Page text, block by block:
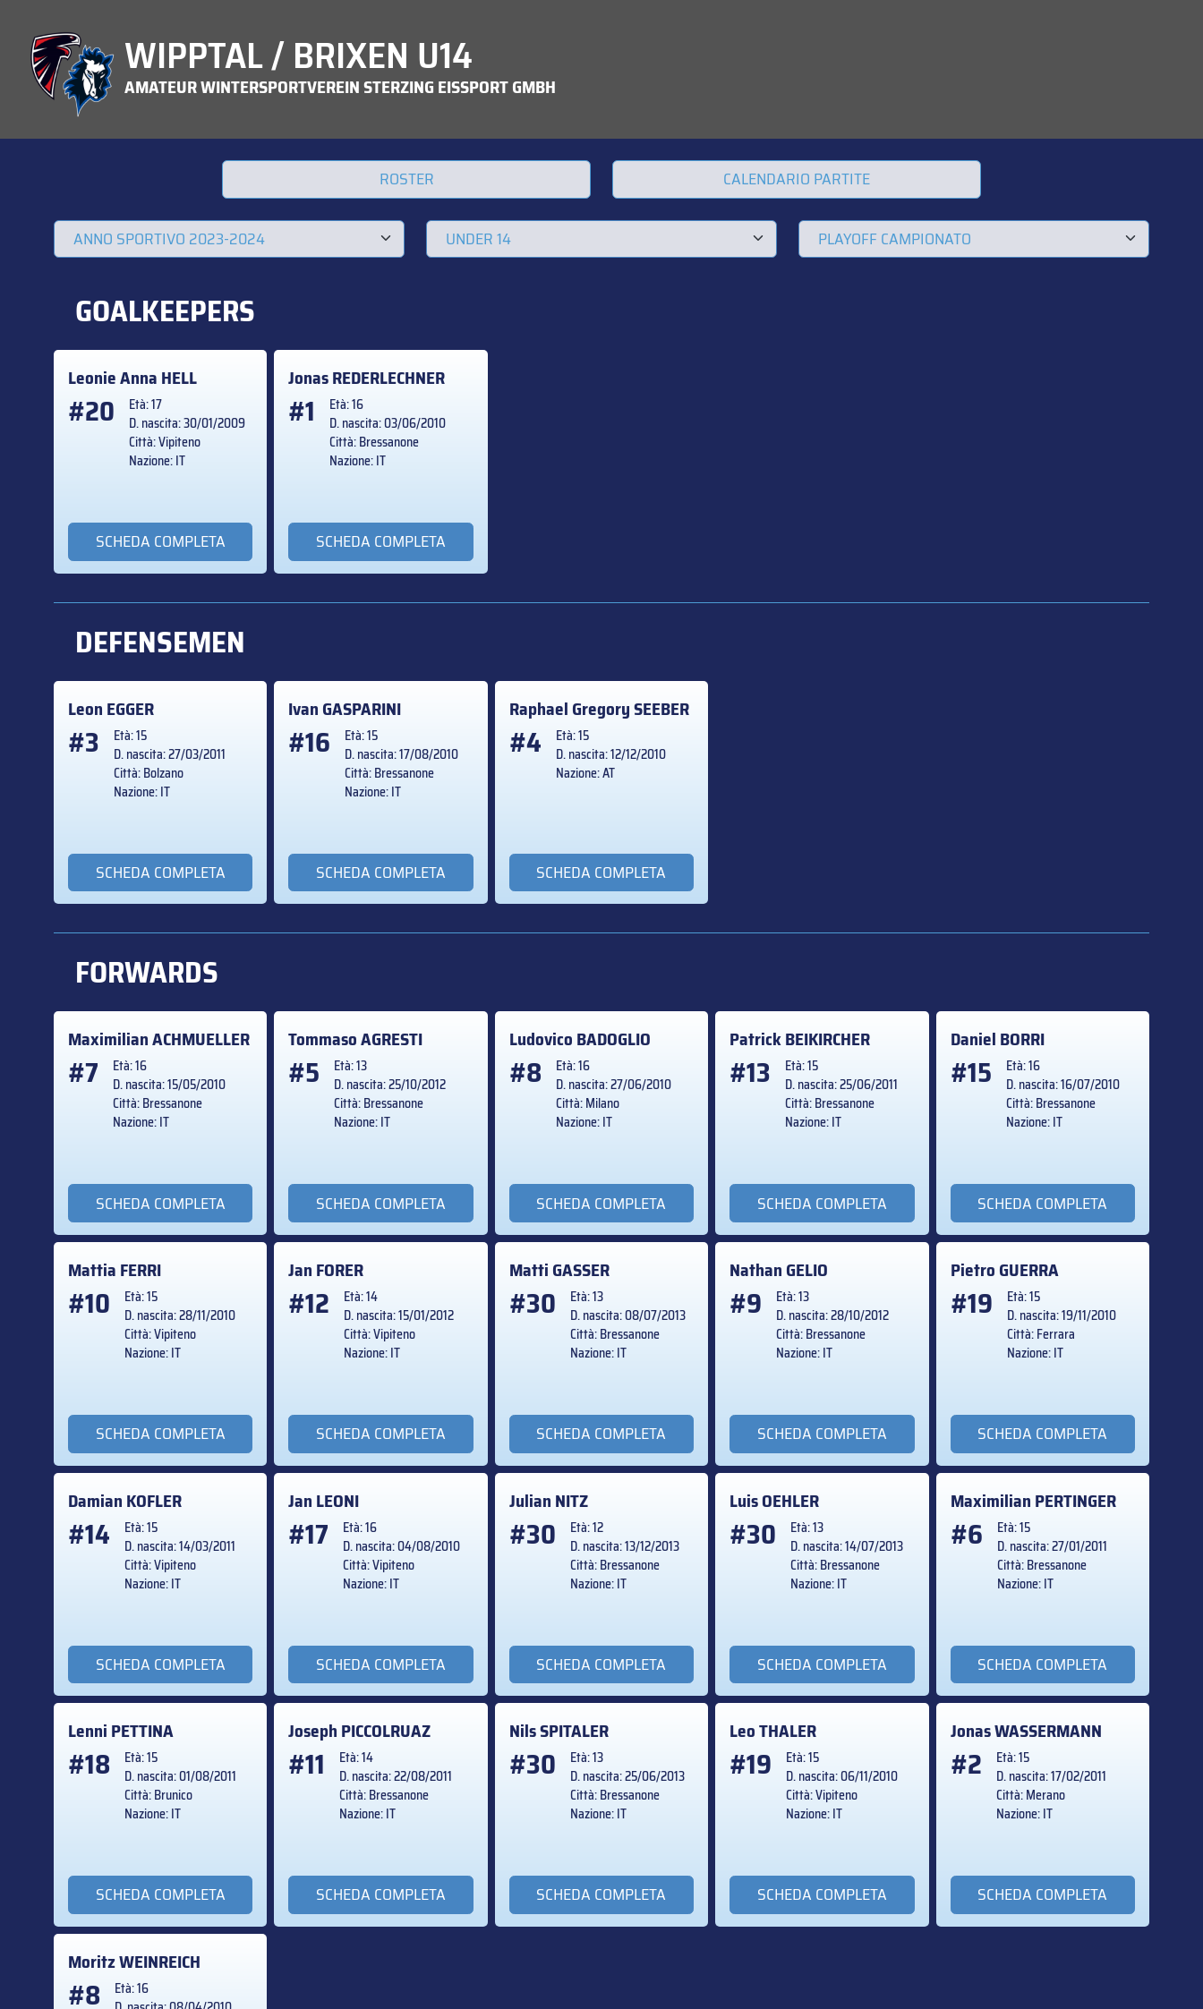
WIPPTAL / BRIXEN U14
AMATEUR WINTERSPORTVEREIN STERZING EISSPORT GMBH
ROSTER CALENDARIO PARTITE
GOALKEEPERS
Leonie Anna HELL
#20
Età: 17
D. nascita: 30/01/2009
Città: Vipiteno
Nazione: IT
SCHEDA COMPLETA
JonasREDERLECHNER
#1
Età: 16
D. nascita: 03/06/2010
Città: Bressanone
Nazione: IT
SCHEDA COMPLETA
DEFENSEMEN
Leon EGGER
#3
Età: 15
D. nascita: 27/03/2011
Città: Bolzano
Nazione: IT
SCHEDA COMPLETA
IvanGASPARINI
#16
Età: 15
D. nascita: 17/08/2010
Città: Bressanone
Nazione: IT
SCHEDA COMPLETA
Raphael GregorySEEBER
#4
Età: 15
D. nascita: 12/12/2010
Nazione: AT
SCHEDA COMPLETA
FORWARDS
MaximilianACHMUELLER
#7
Età: 16
D. nascita: 15/05/2010
Città: Bressanone
Nazione: IT
SCHEDA COMPLETA
TommasoAGRESTI
#5
Età: 13
D. nascita: 25/10/2012
Città: Bressanone
Nazione: IT
SCHEDA COMPLETA
Ludovico BADOGLIO
#8
Età: 16
D. nascita: 27/06/2010
Città: Milano
Nazione: IT
SCHEDA COMPLETA
PatrickBEIKIRCHER
#13
Età: 15
D. nascita: 25/06/2011
Città: Bressanone
Nazione: IT
SCHEDA COMPLETA
Daniel BORRI
#15
Età: 16
D. nascita: 16/07/2010
Città: Bressanone
Nazione: IT
SCHEDA COMPLETA
Mattia FERRI
#10
Età: 15
D. nascita: 28/11/2010
Città: Vipiteno
Nazione: IT
SCHEDA COMPLETA
Jan FORER
#12
Età: 14
D. nascita: 15/01/2012
Città: Vipiteno
Nazione: IT
SCHEDA COMPLETA
MattiGASSER
#30
Età: 13
D. nascita: 08/07/2013
Città: Bressanone
Nazione: IT
SCHEDA COMPLETA
NathanGELIO
#9
Età: 13
D. nascita: 28/10/2012
Città: Bressanone
Nazione: IT
SCHEDA COMPLETA
PietroGUERRA
#19
Età: 15
D. nascita: 19/11/2010
Città: Ferrara
Nazione: IT
SCHEDA COMPLETA
Damian KOFLER
#14
Età: 15
D. nascita: 14/03/2011
Città: Vipiteno
Nazione: IT
SCHEDA COMPLETA
Jan LEONI
#17
Età: 16
D. nascita: 04/08/2010
Città: Vipiteno
Nazione: IT
SCHEDA COMPLETA
Julian NITZ
#30
Età: 12
D. nascita: 13/12/2013
Città: Bressanone
Nazione: IT
SCHEDA COMPLETA
LuisOEHLER
#30
Età: 13
D. nascita: 14/07/2013
Città: Bressanone
Nazione: IT
SCHEDA COMPLETA
Maximilian PERTINGER
#6
Età: 15
D. nascita: 27/01/2011
Città: Bressanone
Nazione: IT
SCHEDA COMPLETA
Lenni PETTINA
#18
Età: 15
D. nascita: 01/08/2011
Città: Brunico
Nazione: IT
SCHEDA COMPLETA
Joseph PICCOLRUAZ
#11
Età: 14
D. nascita: 22/08/2011
Città: Bressanone
Nazione: IT
SCHEDA COMPLETA
NilsSPITALER
#30
Età: 13
D. nascita: 25/06/2013
Città: Bressanone
Nazione: IT
SCHEDA COMPLETA
LeoTHALER
#19
Età: 15
D. nascita: 06/11/2010
Città: Vipiteno
Nazione: IT
SCHEDA COMPLETA
JonasWASSERMANN
#2
Età: 15
D. nascita: 17/02/2011
Città: Merano
Nazione: IT
SCHEDA COMPLETA
MoritzWEINREICH
#8
Età: 16